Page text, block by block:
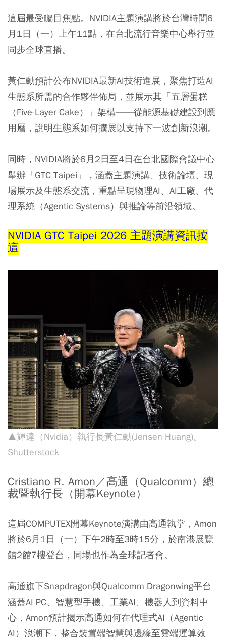
這屆最受矚目焦點。NVIDIA主題演講將於台灣時間6
月1日（一）上午11點，在台北流行音樂中心舉行並
同步全球直播。
黃仁勳預計公布NVIDIA最新AI技術進展，聚焦打造AI
生態系所需的合作夥伴佈局，並展示其「五層蛋糕
（Five-Layer Cake）」架構——從能源基礎建設到應
用層，說明生態系如何擴展以支持下一波創新浪潮。
同時，NVIDIA將於6月2日至4日在台北國際會議中心
舉辦「GTC Taipei」，涵蓋主題演講、技術論壇、現
場展示及生態系交流，重點呈現物理AI、AI工廠、代
理系統（Agentic Systems）與推論等前沿領域。
NVIDIA GTC Taipei 2026 主題演講資訊按
這
▲輝達（Nvidia）執行長黃仁勳(Jensen Huang)。
Shutterstock
Cristiano R. Amon／高通（Qualcomm）總
裁暨執行長（開幕Keynote）
這屆COMPUTEX開幕Keynote演講由高通執掌，Amon
將於6月1日（一）下午2時至3時15分，於南港展覽
館2館7樓登台，同場也作為全球記者會。
高通旗下Snapdragon與Qualcomm Dragonwing平台
涵蓋AI PC、智慧型手機、工業AI、機器人到資料中
心，Amon預計揭示高通如何在代理式AI（Agentic
AI）浪潮下，整合裝置端智慧與邊緣至雲端運算效